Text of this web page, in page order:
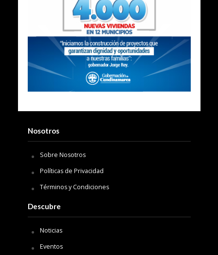
Nosotros
Sobre Nosotros
Políticas de Privacidad
Términos y Condiciones
Descubre
Noticias
Eventos